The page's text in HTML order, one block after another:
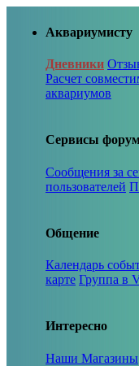
Аквариумисту
Дневники
Расчет
аквариумов
Сервисы
Сообщения за
пользователей
Общение
Календарь
карте Группа в
Интересно
Наши Магазины